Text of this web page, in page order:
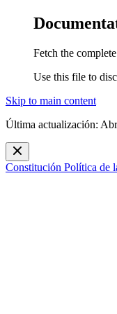
Fetch the
Use this file to
Skip to main content
Última actualización:
Constitución Política de